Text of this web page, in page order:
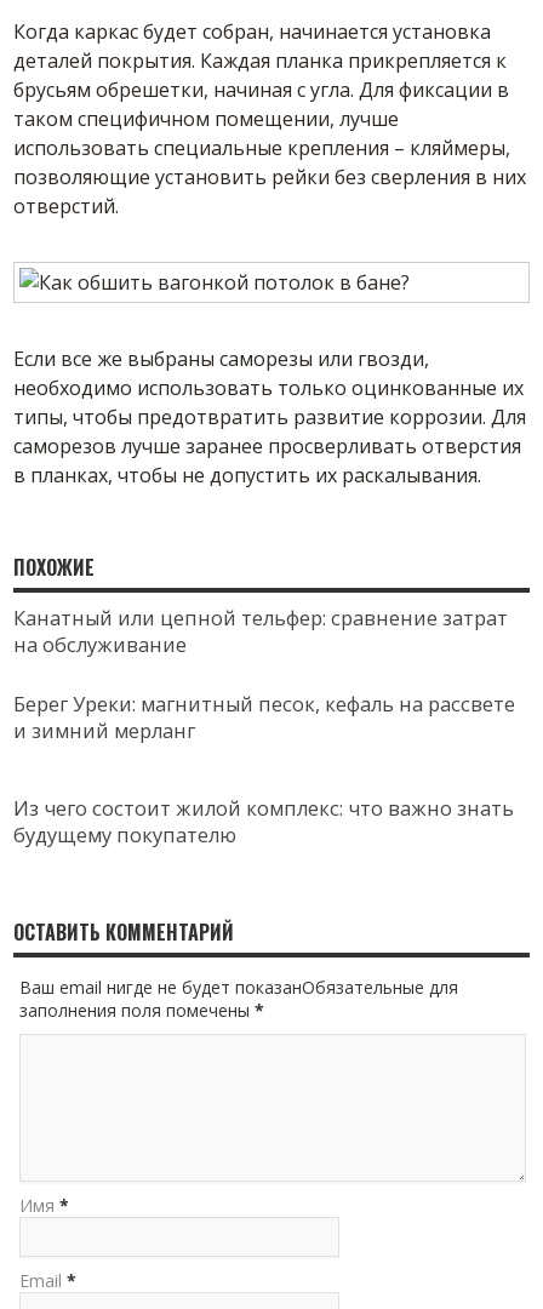
Когда каркас будет собран, начинается установка
деталей покрытия. Каждая планка прикрепляется к
брусьям обрешетки, начиная с угла. Для фиксации в
таком специфичном помещении, лучше
использовать специальные крепления – кляймеры,
позволяющие установить рейки без сверления в них
отверстий.
Если все же выбраны саморезы или гвозди,
необходимо использовать только оцинкованные их
типы, чтобы предотвратить развитие коррозии. Для
саморезов лучше заранее просверливать отверстия
в планках, чтобы не допустить их раскалывания.
ПОХОЖИЕ
Канатный или цепной тельфер: сравнение затрат
на обслуживание
Берег Уреки: магнитный песок, кефаль на рассвете
и зимний мерланг
Из чего состоит жилой комплекс: что важно знать
будущему покупателю
ОСТАВИТЬ КОММЕНТАРИЙ
Ваш email нигде не будет показанОбязательные для
заполнения поля помечены*
Имя *
Email *